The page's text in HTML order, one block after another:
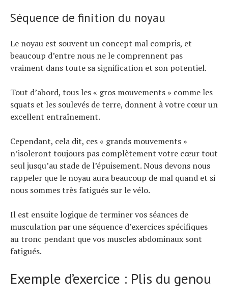
Séquence de finition du noyau
Le noyau est souvent un concept mal compris, et
beaucoup d’entre nous ne le comprennent pas
vraiment dans toute sa signification et son potentiel.
Tout d’abord, tous les « gros mouvements » comme les
squats et les soulevés de terre, donnent à votre cœur un
excellent entraînement.
Cependant, cela dit, ces « grands mouvements »
n’isoleront toujours pas complètement votre cœur tout
seul jusqu’au stade de l’épuisement. Nous devons nous
rappeler que le noyau aura beaucoup de mal quand et si
nous sommes très fatigués sur le vélo.
Il est ensuite logique de terminer vos séances de
musculation par une séquence d’exercices spécifiques
au tronc pendant que vos muscles abdominaux sont
fatigués.
Exemple d’exercice : Plis du genou